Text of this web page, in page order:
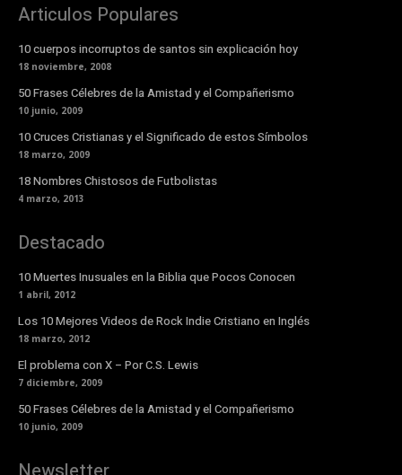
Articulos Populares
10 cuerpos incorruptos de santos sin explicación hoy
18 noviembre, 2008
50 Frases Célebres de la Amistad y el Compañerismo
10 junio, 2009
10 Cruces Cristianas y el Significado de estos Símbolos
18 marzo, 2009
18 Nombres Chistosos de Futbolistas
4 marzo, 2013
Destacado
10 Muertes Inusuales en la Biblia que Pocos Conocen
1 abril, 2012
Los 10 Mejores Videos de Rock Indie Cristiano en Inglés
18 marzo, 2012
El problema con X – Por C.S. Lewis
7 diciembre, 2009
50 Frases Célebres de la Amistad y el Compañerismo
10 junio, 2009